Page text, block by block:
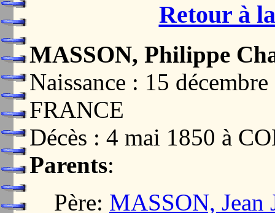
Retour à
MASSON, Philippe
Naissance : 15
FRANCE
Décès : 4 mai 1850 à
Parents:
Père: MASSON, Jean